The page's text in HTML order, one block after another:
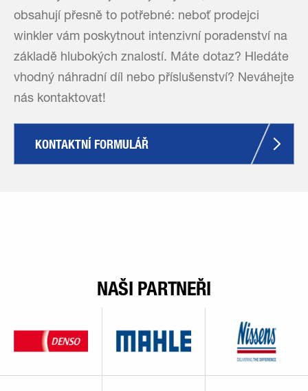
obsahují přesně to potřebné: neboť prodejci
winkler vám poskytnout intenzivní poradenství na
základě hlubokých znalostí. Máte dotaz? Hledáte
vhodný náhradní díl nebo příslušenství? Neváhejte
nás kontaktovat!
KONTAKTNÍ FORMULÁŘ
NAŠI PARTNEŘI